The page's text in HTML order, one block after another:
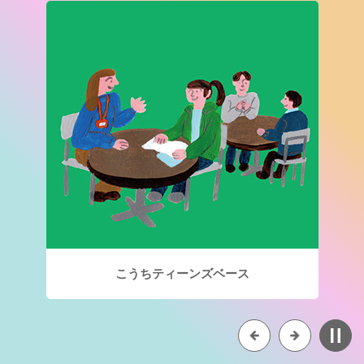
こうちティーンズベース